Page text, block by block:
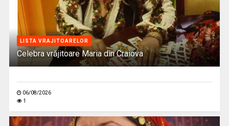
LISTA VRAJITOARELOR
Celebra vrăjitoare Maria din Craiova
06/08/2026
1